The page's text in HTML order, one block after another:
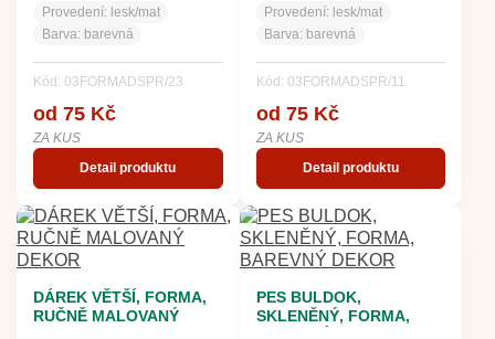
Provedení: lesk/mat
Barva: barevná
Kód: 03FORMADSPR/23
od 75 Kč
ZA KUS
Detail produktu
Provedení: lesk/mat
Barva: barevná
Kód: 03FORMADSPR/11
od 75 Kč
ZA KUS
Detail produktu
DÁREK VĚTŠÍ, FORMA,
RUČNĚ MALOVANÝ
PES BULDOK,
SKLENĚNÝ, FORMA,